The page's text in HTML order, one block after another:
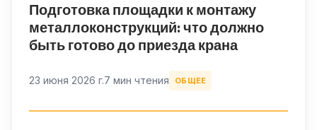
Подготовка площадки к монтажу
металлоконструкций: что должно
быть готово до приезда крана
23 июня 2026 г.7 мин чтения ОБЩЕЕ